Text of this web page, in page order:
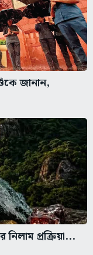
জানান,
প্রক্রিয়া...